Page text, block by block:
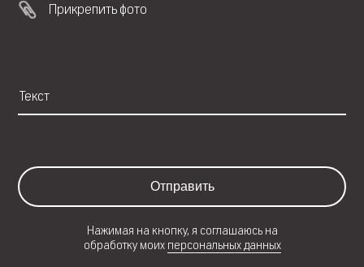
Прикрепить фото
Отправить
Нажимая на кнопку, я соглашаюсь на
обработку моих персональных данных